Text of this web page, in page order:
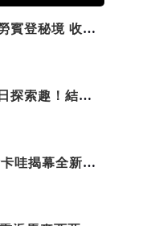
探索瑞士格勞賓登秘境 收藏六種阿爾卑斯夏日療癒之旅
嘉義鹿草夏日探索趣！結合科學、農場與自然的親子小旅行
ANAｘ吉伊卡哇揭幕全新彩繪機「Chiikawa JET」